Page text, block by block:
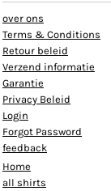
over ons
Terms & Conditions
Retour beleid
Verzend informatie
Garantie
Privacy Beleid
Login
Forgot Password
feedback
Home
all shirts